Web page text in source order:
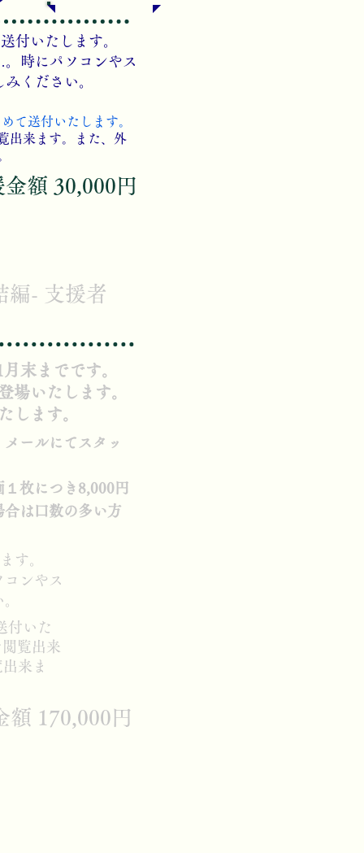
付いたします。
時にパソコンやス
ください。
て送付いたします。
出来ます。​また、外
金額 30,000円
編- 支援者
末までです。
場いたします。
します。
ールにてスタッ
枚につき8,000円
は口数の多い方
す。
ンやス
付いた
覧出来
来ま
額 170,000円